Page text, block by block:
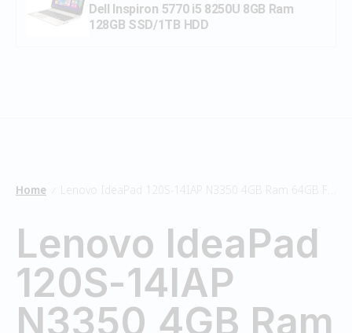
Dell Inspiron 5770 i5 8250U 8GB Ram
128GB SSD/1TB HDD
Home Lenovo IdeaPad 120S-14IAP N3350 4GB Ram 64GB Flash
Lenovo IdeaPad
120S-14IAP
N3350 4GB Ram